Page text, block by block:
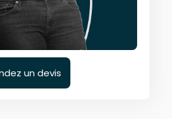
un devis